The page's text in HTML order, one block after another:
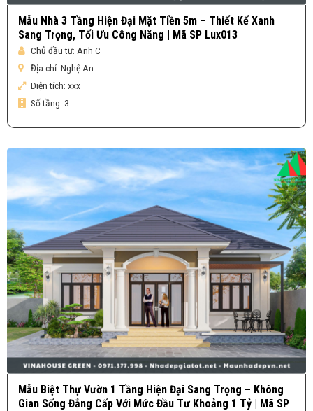
Mẫu Nhà 3 Tầng Hiện Đại Mặt Tiền 5m – Thiết Kế Xanh
Sang Trọng, Tối Ưu Công Năng | Mã SP Lux013
Chủ đầu tư: Anh C
Địa chỉ: Nghệ An
Diện tích: xxx
Số tầng: 3
Mẫu Biệt Thự Vườn 1 Tầng Hiện Đại Sang Trọng – Không
Gian Sống Đẳng Cấp Với Mức Đầu Tư Khoảng 1 Tỷ | Mã SP